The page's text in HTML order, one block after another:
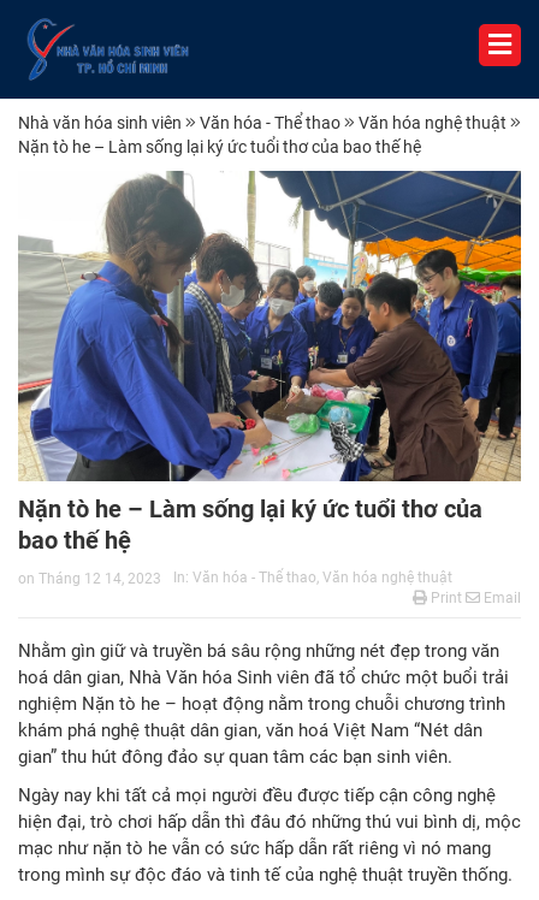
Nhà văn hóa sinh viên Văn hóa - Thể thao
Văn hóa nghệ thuật
Nặn tò he – Làm sống lại ký ức tuổi thơ của bao thế hệ
Nặn tò he – Làm sống lại ký ức tuổi thơ của
bao thế hệ
on Tháng 12 14, 2023 In: Văn hóa - Thể thao, Văn hóa nghệ thuật
Print
Email
Nhằm gìn giữ và truyền bá sâu rộng những nét đẹp trong văn
hoá dân gian, Nhà Văn hóa Sinh viên đã tổ chức một buổi trải
nghiệm Nặn tò he – hoạt động nằm trong chuỗi chương trình
khám phá nghệ thuật dân gian, văn hoá Việt Nam “Nét dân
gian” thu hút đông đảo sự quan tâm các bạn sinh viên.
Ngày nay khi tất cả mọi người đều được tiếp cận công nghệ
hiện đại, trò chơi hấp dẫn thì đâu đó những thú vui bình dị, mộc
mạc như nặn tò he vẫn có sức hấp dẫn rất riêng vì nó mang
trong mình sự độc đáo và tinh tế của nghệ thuật truyền thống.